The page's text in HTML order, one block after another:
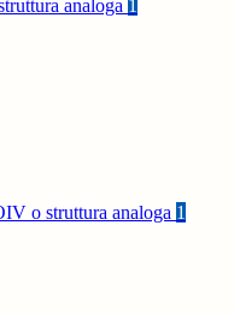
analoga 1
o struttura analoga 1